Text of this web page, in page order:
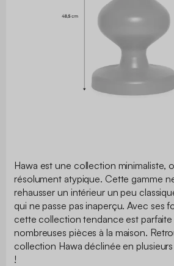
Hawa est une collection minimaliste,
résolument atypique. Cette gamme
rehausser un intérieur un peu
qui ne passe pas inaperçu. Avec ses
cette collection tendance est
nombreuses pièces à la maison.
collection Hawa déclinée en
!